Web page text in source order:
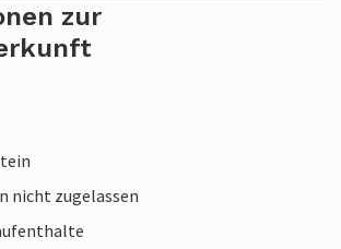
zur
nicht zugelassen